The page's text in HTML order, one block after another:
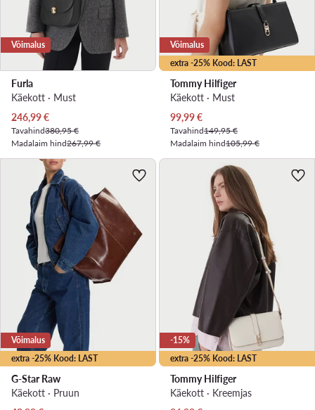
Võimalus
Furla
Käekott · Must
Praegune hind
246,99€
Tavahind380,95 €
Madalaim hind267,99 €
extra -25% Kood: LAST
Võimalus
Tommy Hilfiger
Käekott · Must
Praegune hind
99,99€
Tavahind149,95 €
Madalaim hind105,99 €
extra -25% Kood: LAST
Võimalus
G-Star Raw
Käekott · Pruun
extra -25% Kood: LAST
-15%
Tommy Hilfiger
Käekott · Kreemjas